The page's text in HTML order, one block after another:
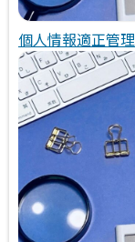
個人情報適正管